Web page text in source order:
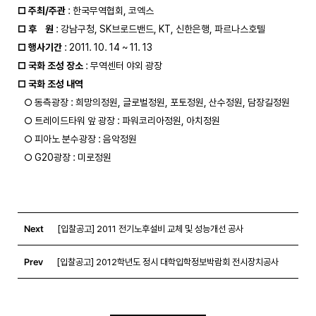
□ 주최/주관
: 한국무역협회, 코엑스
□ 후    원
□ 행사기간
□ 국화 조성 장소
: 무역센터 야외 광장
□ 국화 조성 내역
   ○ 동측광장 : 희망의정원, 글로벌정원, 포토정원, 산수정원, 담장길정원
   ○ 트레이드타워 앞 광장 : 파워코리아정원, 아치정원
   ○ 피아노 분수광장 : 음악정원
   ○ G20광장 : 미로정원
Next [입찰공고] 2011 전기노후설비 교체 및 성능개선 공사
Prev [입찰공고] 2012학년도 정시 대학입학정보박람회 전시장치공사